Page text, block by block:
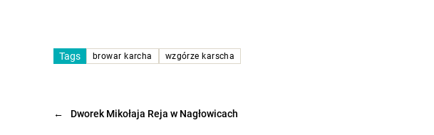
Tags browar karcha wzgórze karscha
← Dworek Mikołaja Reja w Nagłowicach